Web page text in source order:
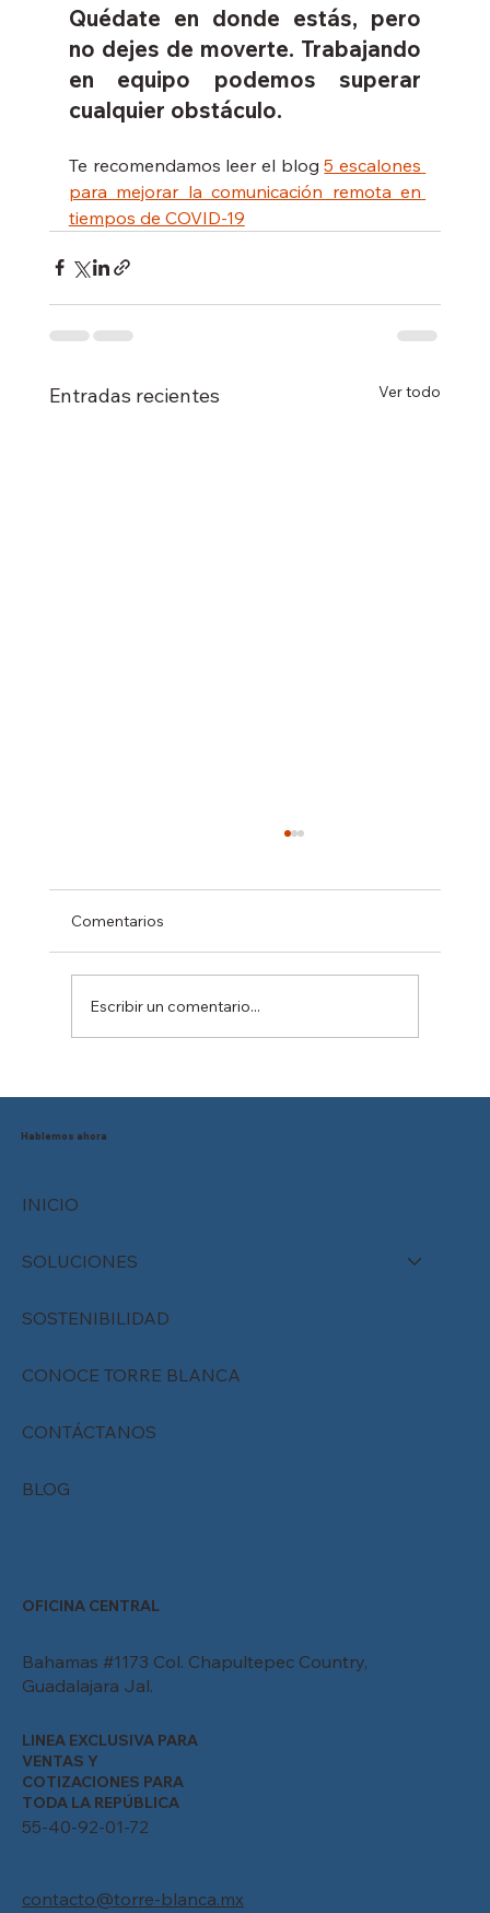
Quédate en donde estás, pero
no dejes de moverte. Trabajando
en equipo podemos superar
cualquier obstáculo.
Te recomendamos leer el blog 5 escalones
para mejorar la comunicación remota en
tiempos de COVID-19
Entradas recientes Ver todo
Comentarios
Escribir un comentario...
INICIO
SOLUCIONES
SOSTENIBILIDAD
CONOCE TORRE BLANCA
CONTÁCTANOS
BLOG
Hablemos ahora
OFICINA CENTRAL
Bahamas #1173 Col. Chapultepec Country,
Guadalajara Jal.
LINEA EXCLUSIVA PARA
VENTAS Y
COTIZACIONES PARA
TODA LA REPÚBLICA
55-40-92-01-72
contacto@torre-blanca.mx